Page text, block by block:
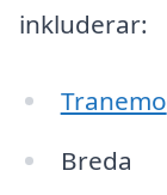
inkluderar:
Tranemo
Breda